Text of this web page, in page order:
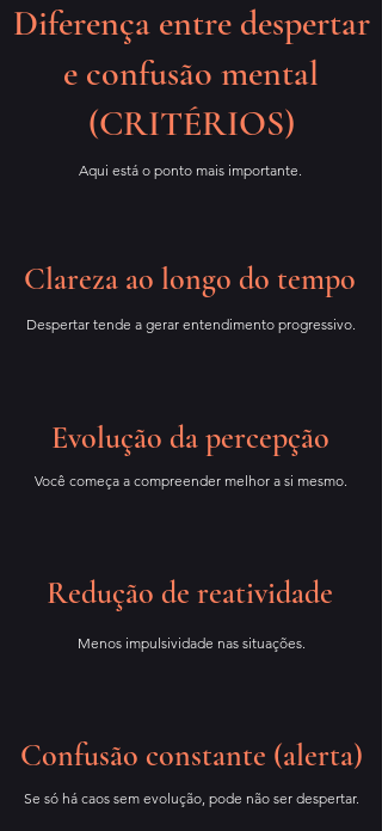
Diferença entre despertar
e confusão mental
(CRITÉRIOS)
Aqui está o ponto mais importante.
Clareza ao longo do tempo
Despertar tende a gerar entendimento progressivo.
Evolução da percepção
Você começa a compreender melhor a si mesmo.
Redução de reatividade
Menos impulsividade nas situações.
Confusão constante (alerta)
Se só há caos sem evolução, pode não ser despertar.